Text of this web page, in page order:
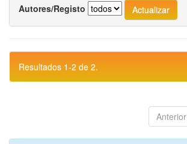
Autores/Registo
Resultados 1-2 de 2.
Anterior